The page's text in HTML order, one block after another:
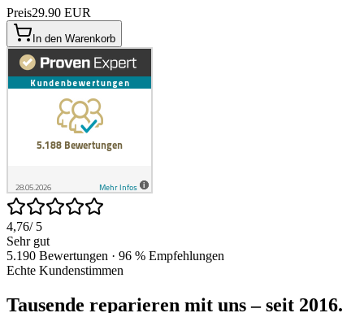
Preis29.90 EUR
In den Warenkorb
4,76/ 5
Sehr gut
5.190 Bewertungen · 96 % Empfehlungen
Echte Kundenstimmen
Tausende reparieren mit uns – seit 2016.